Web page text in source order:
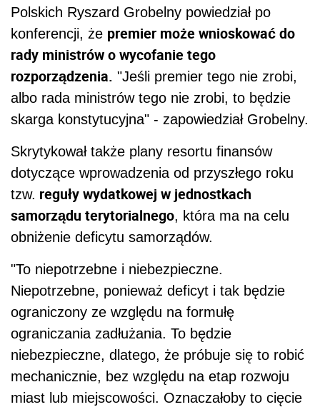
Polskich Ryszard Grobelny powiedział po
konferencji, że premier może wnioskować do
rady ministrów o wycofanie tego
rozporządzenia. "Jeśli premier tego nie zrobi,
albo rada ministrów tego nie zrobi, to będzie
skarga konstytucyjna" - zapowiedział Grobelny.
Skrytykował także plany resortu finansów
dotyczące wprowadzenia od przyszłego roku
tzw. reguły wydatkowej w jednostkach
samorządu terytorialnego, która ma na celu
obniżenie deficytu samorządów.
"To niepotrzebne i niebezpieczne.
Niepotrzebne, ponieważ deficyt i tak będzie
ograniczony ze względu na formułę
ograniczania zadłużania. To będzie
niebezpieczne, dlatego, że próbuje się to robić
mechanicznie, bez względu na etap rozwoju
miast lub miejscowości. Oznaczałoby to cięcie